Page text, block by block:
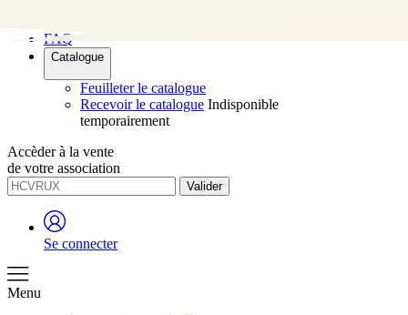
FAQ
Catalogue
Feuilleter le catalogue
Recevoir le catalogue Indisponible
temporairement
Accèder à la vente
de votre association
Valider
Se connecter
Menu